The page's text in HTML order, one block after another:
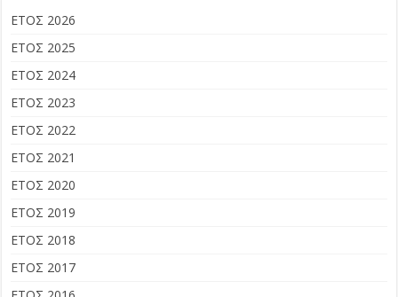
ΕΤΟΣ 2026
ΕΤΟΣ 2025
ΕΤΟΣ 2024
ΕΤΟΣ 2023
ΕΤΟΣ 2022
ΕΤΟΣ 2021
ΕΤΟΣ 2020
ΕΤΟΣ 2019
ΕΤΟΣ 2018
ΕΤΟΣ 2017